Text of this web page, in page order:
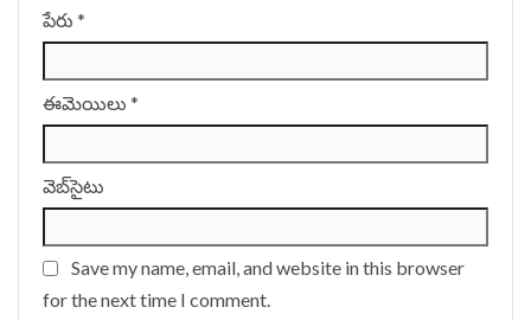
పేరు *
ఈమెయిలు *
వెబ్‌సైటు
Save my name, email, and website in this browser
for the next time I comment.